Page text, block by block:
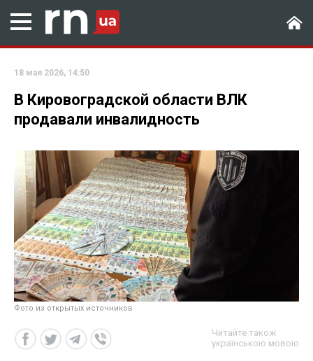
18 мая 2026, 14:50
В Кировоградской области ВЛК
продавали инвалидность
Фото из открытых источников
Читайте також
українською мовою